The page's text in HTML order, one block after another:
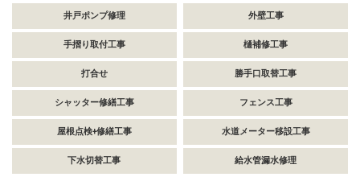
井戸ポンプ修理 外壁工事
手摺り取付工事 樋補修工事
打合せ 勝手口取替工事
シャッター修繕工事 フェンス工事
屋根点検+修繕工事 水道メーター移設工事
下水切替工事 給水管漏水修理